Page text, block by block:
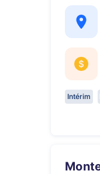
Intérim
Monteur soudeur structures